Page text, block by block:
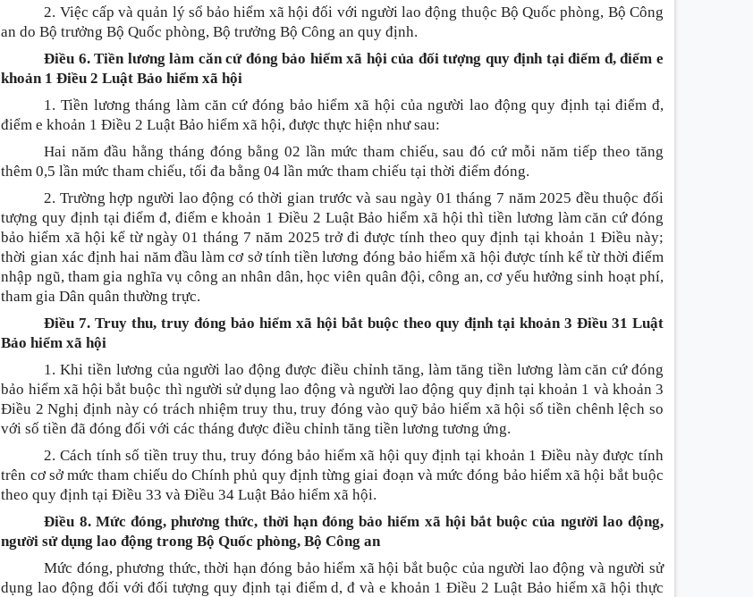
2. Việc cấp và quản lý sổ bảo hiểm xã hội đối với người lao động thuộc Bộ Quốc phòng, Bộ Công
an do Bộ trưởng Bộ Quốc phòng, Bộ trưởng Bộ Công an quy định.
Điều 6. Tiền lương làm căn cứ đóng bảo hiểm xã hội của đối tượng quy định tạiđiểm đ, điểm e
khoản 1 Điều 2 Luật Bảo hiểm xã hội
1. Tiền lương tháng làm căn cứ đóng bảo hiểm xã hội của người lao động quy định tại điểm đ,
điểm e khoản 1 Điều 2 Luật Bảo hiểm xã hội, được thực hiện như sau:
Hai năm đầu hằng tháng đóng bằng 02 lần mức tham chiếu, sau đó cứ mỗi năm tiếp theo tăng
thêm 0,5 lần mức tham chiếu, tối đa bằng 04 lần mức tham chiếu tại thời điểm đóng.
2. Trường hợp người lao động có thời gian trước và sau ngày 01 tháng 7 năm 2025 đều thuộc đối
tượng quy định tại điểm đ, điểm e khoản 1 Điều 2 Luật Bảo hiểm xã hội thì tiền lương làm căn cứ đóng
bảo hiểm xã hội kể từ ngày 01 tháng 7 năm 2025 trở đi được tính theo quy định tại khoản 1 Điều này;
thời gian xác định hai năm đầu làm cơ sở tính tiền lương đóng bảo hiểm xã hội được tính kể từ thời điểm
nhập ngũ, tham gia nghĩa vụ công an nhân dân, học viên quân đội, công an, cơ yếu hưởng sinh hoạt phí,
tham gia Dân quân thường trực.
Điều 7. Truy thu, truy đóng bảo hiểm xã hội bắt buộc theo quy định tại khoản 3 Điều 31 Luật
Bảo hiểm xã hội
1. Khi tiền lương của người lao động được điều chỉnh tăng, làm tăng tiền lương làm căn cứ đóng
bảo hiểm xã hội bắt buộc thì người sử dụng lao động và người lao động quy định tại khoản 1 và khoản 3
Điều 2 Nghị định này có trách nhiệm truy thu, truy đóng vào quỹ bảo hiểm xã hội số tiền chênh lệch so
với số tiền đã đóng đối với các tháng được điều chỉnh tăng tiền lương tương ứng.
2. Cách tính số tiền truy thu, truy đóng bảo hiểm xã hội quy định tại khoản 1 Điều này được tính
trên cơ sở mức tham chiếu do Chính phủ quy định từng giai đoạn và mức đóng bảo hiểm xã hội bắt buộc
theo quy định tại Điều 33 và Điều 34 Luật Bảo hiểm xã hội.
Điều 8. Mức đóng, phương thức, thời hạn đóng bảo hiểm xã hội bắt buộc của người lao động,
người sử dụng lao động trong Bộ Quốc phòng, Bộ Công an
Mức đóng, phương thức, thời hạn đóng bảo hiểm xã hội bắt buộc của người lao động và người sử
dụng lao động đối với đối tượng quy định tại điểm d, đ và e khoản 1 Điều 2 Luật Bảo hiểm xã hội thực